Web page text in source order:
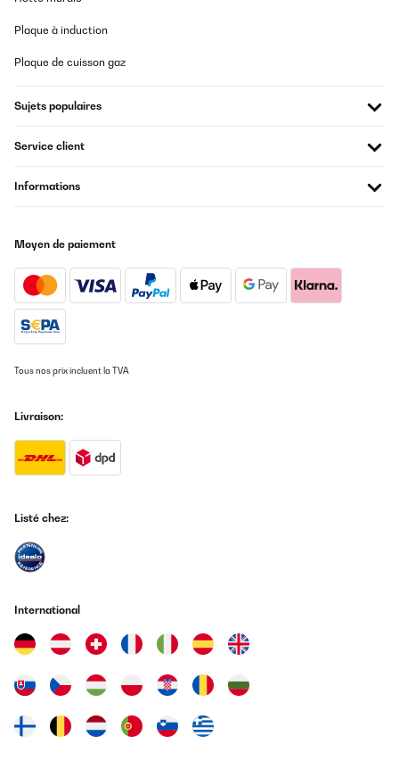
Plaque à induction
Plaque de cuisson gaz
Sujets populaires
Service client
Informations
Moyen de paiement
Tous nos prix incluent la TVA
Livraison:
Listé chez:
International